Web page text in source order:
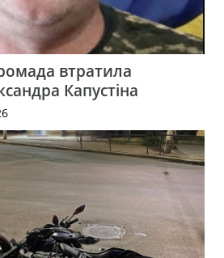
втратила
Капустіна